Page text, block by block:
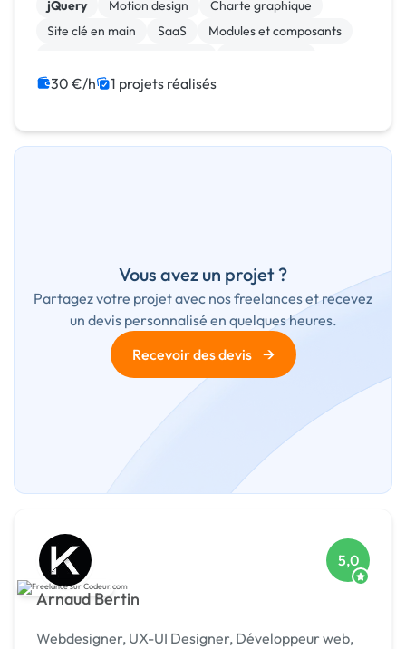
puis st
jQuery Motion design
Charte graphique
Site clé en main
SaaS
Modules et composants
Integration HTML
Installation de Script
30 €/h 1 projets réalisés
Vous avez un projet ?
Partagez votre projet avec nos freelances et recevez
un devis personnalisé en quelques heures.
Recevoir des devis
→
Arnaud Bertin
5,0
Webdesigner, UX-UI Designer, Développeur web,